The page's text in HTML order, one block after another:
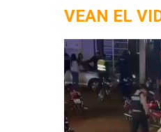
VEAN EL
Reproductor
de
vídeo